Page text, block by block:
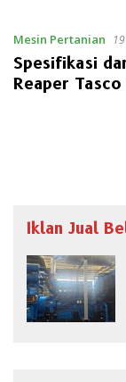
Mesin Pertanian
Spesifikasi
Reaper Tasco
Iklan Jual